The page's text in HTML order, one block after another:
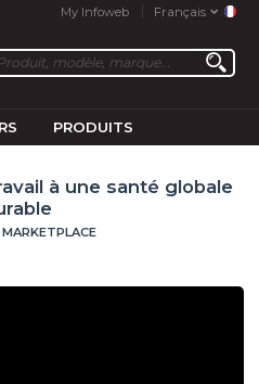
My Infoweb Français
PRODUITS
à une santé globale